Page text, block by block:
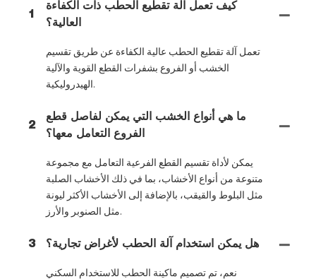
1
كيف تعمل آلة تقطيع الحطب ذات الكفاءة
العالية؟
تعمل آلة تقطيع الحطب عالية الكفاءة عن طريق تقسيم
الخشب أو الفروع بشفرات القطع القوية والآلية
الهيدروليكية.
2
ما هي أنواع الخشب التي يمكن لفاصل قطع
الفروع التعامل معها؟
يمكن لأداة تقسيم القطع الفرعية التعامل مع مجموعة
متنوعة من أنواع الأخشاب، بما في ذلك الأخشاب الصلبة
مثل البلوط والقيقب، بالإضافة إلى الأخشاب الأكثر ليونة
مثل الصنوبر والأرز.
3 هل يمكن استخدام آلة الحطب لأغراض تجارية؟
نعم، تم تصميم ماكينة الحطب للاستخدام السكني